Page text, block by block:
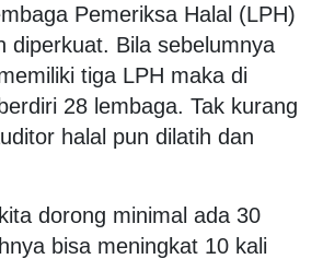
Pemeriksa Halal (LPH)
diperkuat. Bila sebelumnya
tiga LPH maka di
28 lembaga. Tak kurang
halal pun dilatih dan
dorong minimal ada 30
bisa meningkat 10 kali